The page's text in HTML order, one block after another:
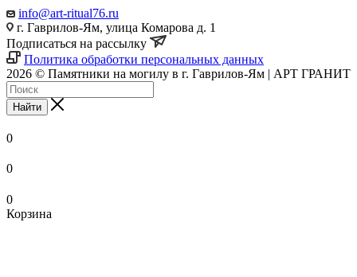
info@art-ritual76.ru
г. Гаврилов-Ям, улица Комарова д. 1
Подписаться на рассылку
Политика обработки персональных данных
2026 © Памятники на могилу в г. Гаврилов-Ям | АРТ ГРАНИТ
Найти
0
0
0
Корзина